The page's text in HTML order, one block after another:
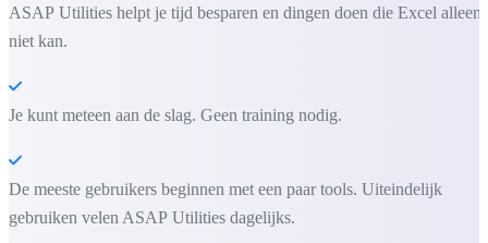
ASAP Utilities helpt je tijd besparen en dingen doen die Excel alleen
niet kan.
Je kunt meteen aan de slag. Geen training nodig.
De meeste gebruikers beginnen met een paar tools. Uiteindelijk
gebruiken velen ASAP Utilities dagelijks.